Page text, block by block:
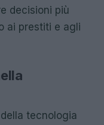
decisioni più
ai prestiti e agli
tecnologia